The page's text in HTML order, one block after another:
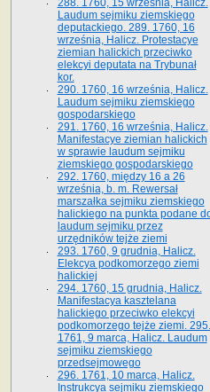
288. 1760, 15 września, Halicz.
Laudum sejmiku ziemskiego
deputackiego. 289. 1760, 16
września, Halicz. Protestacye
ziemian halickich przeciwko
elekcyi deputata na Trybunał
kor.
290. 1760, 16 września, Halicz.
Laudum sejmiku ziemskiego
gospodarskiego
291. 1760, 16 września, Halicz.
Manifestacye ziemian halickich
w sprawie laudum sejmiku
ziemskiego gospodarskiego
292. 1760, między 16 a 26
września, b. m. Rewersał
marszałka sejmiku ziemskiego
halickiego na punkta podane
laudum sejmiku przez
urzędników tejże ziemi
293. 1760, 9 grudnia, Halicz.
Elekcya podkomorzego ziemi
halickiej
294. 1760, 15 grudnia, Halicz.
Manifestacya kasztelana
halickiego przeciwko elekcyi
podkomorzego tejże ziemi. 295.
1761, 9 marca, Halicz. Laudum
sejmiku ziemskiego
przedsejmowego
296. 1761, 10 marca, Halicz.
Instrukcya sejmiku ziemskiego